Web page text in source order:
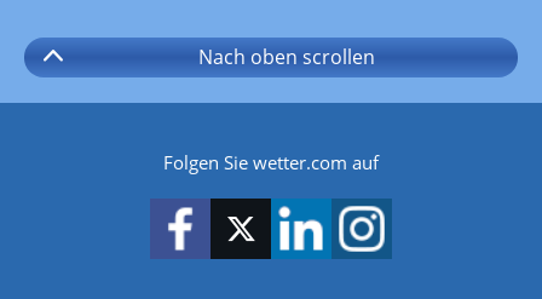
Nach oben scrollen
Folgen Sie wetter.com auf